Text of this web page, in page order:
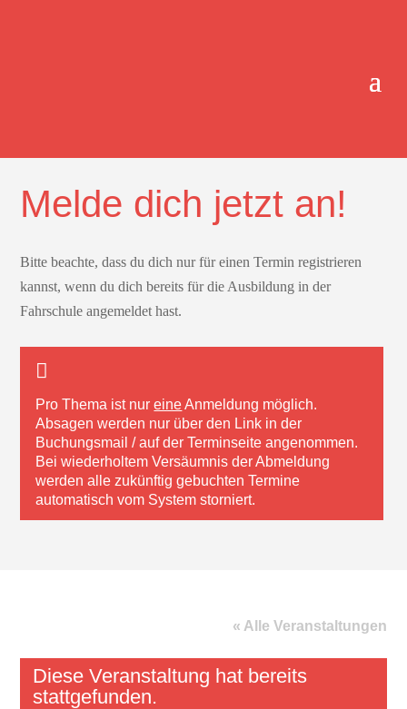
Melde dich jetzt an!
Bitte beachte, dass du dich nur für einen Termin registrieren
kannst, wenn du dich bereits für die Ausbildung in der
Fahrschule angemeldet hast.
Pro Thema ist nureineAnmeldung möglich.
Absagen werden nur über den Link in der
Buchungsmail / auf der Terminseite angenommen.
Bei wiederholtem Versäumnis der Abmeldung
werden alle zukünftig gebuchten Termine
automatisch vom System storniert.
« Alle Veranstaltungen
Diese Veranstaltung hat bereits
stattgefunden.